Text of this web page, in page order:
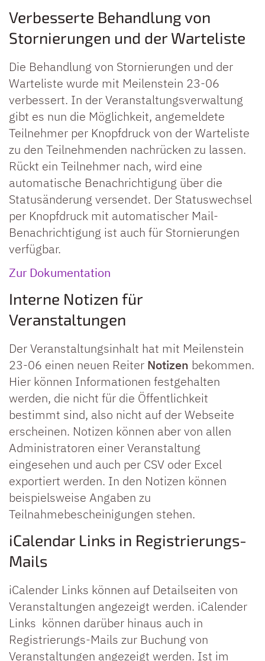
Verbesserte Behandlung von
Stornierungen und der Warteliste
Die Behandlung von Stornierungen und der
Warteliste wurde mit Meilenstein 23-06
verbessert. In der Veranstaltungsverwaltung
gibt es nun die Möglichkeit, angemeldete
Teilnehmer per Knopfdruck von der Warteliste
zu den Teilnehmenden nachrücken zu lassen.
Rückt ein Teilnehmer nach, wird eine
automatische Benachrichtigung über die
Statusänderung versendet. Der Statuswechsel
per Knopfdruck mit automatischer Mail-
Benachrichtigung ist auch für Stornierungen
verfügbar.
Zur Dokumentation
Interne Notizen für
Veranstaltungen
Der Veranstaltungsinhalt hat mit Meilenstein
23-06 einen neuen Reiter Notizen bekommen.
Hier können Informationen festgehalten
werden, die nicht für die Öffentlichkeit
bestimmt sind, also nicht auf der Webseite
erscheinen. Notizen können aber von allen
Administratoren einer Veranstaltung
eingesehen und auch per CSV oder Excel
exportiert werden. In den Notizen können
beispielsweise Angaben zu
Teilnahmebescheinigungen stehen.
iCalendar Links in Registrierungs-
Mails
iCalender Links können auf Detailseiten von
Veranstaltungen angezeigt werden. iCalender
Links können darüber hinaus auch in
Registrierungs-Mails zur Buchung von
Veranstaltungen angezeigt werden. Ist im